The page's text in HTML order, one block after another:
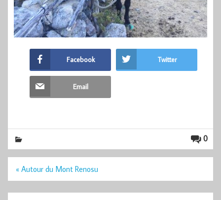
Facebook Twitter
Email
0
Navigation
« Autour du Mont Renosu